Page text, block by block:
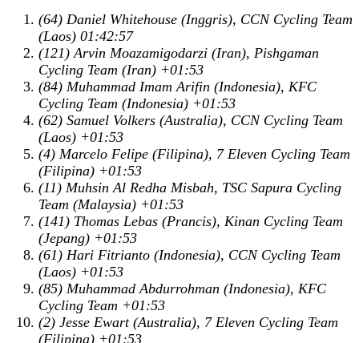
(64) Daniel Whitehouse (Inggris), CCN Cycling Team
(Laos) 01:42:57
(121) Arvin Moazamigodarzi (Iran), Pishgaman
Cycling Team (Iran) +01:53
(84) Muhammad Imam Arifin (Indonesia), KFC
Cycling Team (Indonesia) +01:53
(62) Samuel Volkers (Australia), CCN Cycling Team
(Laos) +01:53
(4) Marcelo Felipe (Filipina), 7 Eleven Cycling Team
(Filipina) +01:53
(11) Muhsin Al Redha Misbah, TSC Sapura Cycling
Team (Malaysia) +01:53
(141) Thomas Lebas (Prancis), Kinan Cycling Team
(Jepang) +01:53
(61) Hari Fitrianto (Indonesia), CCN Cycling Team
(Laos) +01:53
(85) Muhammad Abdurrohman (Indonesia), KFC
Cycling Team +01:53
(2) Jesse Ewart (Australia), 7 Eleven Cycling Team
(Filipina) +01:53